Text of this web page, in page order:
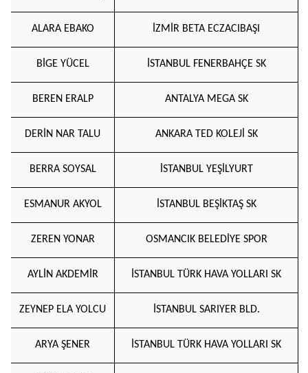
ALARA EBAKO İZMİR BETA ECZACIBAŞI
BİGE YÜCEL İSTANBUL FENERBAHÇE SK
BEREN ERALP ANTALYA MEGA SK
DERİN NAR TALU ANKARA TED KOLEJİ SK
BERRA SOYSAL İSTANBUL YEŞİLYURT
ESMANUR AKYOL İSTANBUL BEŞİKTAŞ SK
ZEREN YONAR OSMANCIK BELEDİYE SPOR
AYLİN AKDEMİR İSTANBUL TÜRK HAVA YOLLARI SK
ZEYNEP ELA YOLCU İSTANBUL SARIYER BLD.
ARYA ŞENER İSTANBUL TÜRK HAVA YOLLARI SK